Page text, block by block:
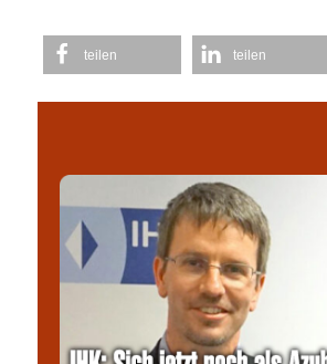
teilen teilen